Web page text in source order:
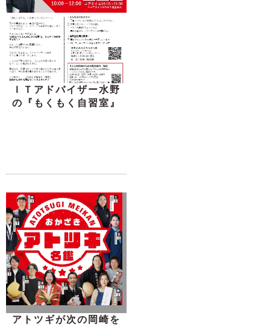
ＩＴアドバイザー水野
の『もくもく自習室』
アトツギが次の岡崎を